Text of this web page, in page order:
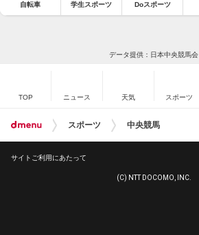
自転車 学生スポーツ Doスポーツ
データ提供：日本中央競馬会
TOP ニュース 天気 スポーツ
スポーツ 中央競馬
サイトご利用にあたって
(C) NTT DOCOMO, INC.